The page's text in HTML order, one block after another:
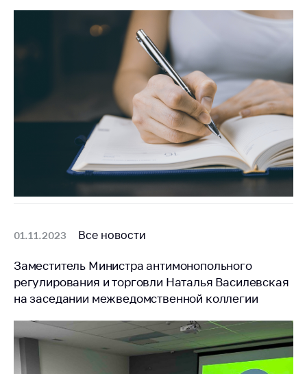
вопросам
антимонопольного
регулирования и
конкурентной
01.11.2023 Все новости
Заместитель Министра антимонопольного
регулирования и торговли Наталья Василевская
на заседании межведомственной коллегии